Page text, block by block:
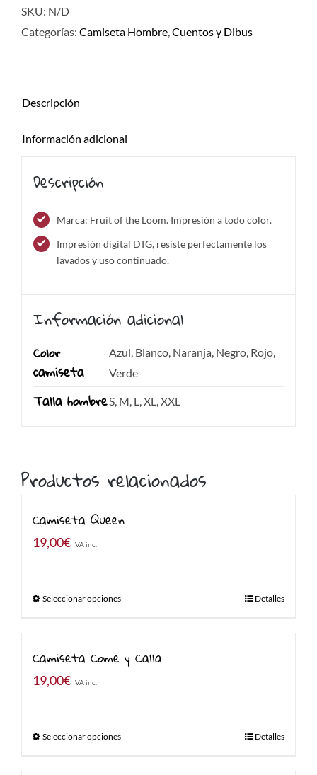
SKU: N/D
Categorías: Camiseta Hombre,Cuentos y Dibus
Descripción
Información adicional
Descripción
Marca: Fruit of the Loom. Impresión a todo color.
Impresión digital DTG, resiste perfectamente los
lavados y uso continuado.
Información adicional
Color
camiseta
Azul, Blanco, Naranja, Negro, Rojo,
Verde
Talla hombreS, M, L, XL, XXL
Productos relacionados
Camiseta Queen
19,00€ IVA inc.
Seleccionar opciones Detalles
Camiseta Come y Calla
19,00€ IVA inc.
Seleccionar opciones Detalles